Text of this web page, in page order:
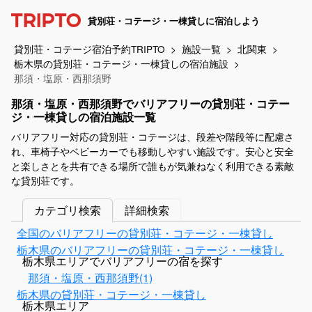
貸別荘・コテージ・一棟貸しに宿泊しよう
貸別荘・コテージ宿泊予約TRIPTO 施設一覧
北関東
栃木県の貸別荘・コテージ・一棟貸しの宿泊施設
那須・塩原・西那須野
那須・塩原・西那須野でバリアフリーの貸別荘・コテー
ジ・一棟貸しの宿泊施設一覧
バリアフリー対応の貸別荘・コテージは、段差や階段等に配慮さ
れ、車椅子やベビーカーでも移動しやすい施設です。安心と安全
と楽しさとを共有できる場所で誰もが気兼ねなく利用できる素敵
な貸別荘です。
カテゴリ検索
詳細検索
全国のバリアフリーの貸別荘・コテージ・一棟貸し
栃木県のバリアフリーの貸別荘・コテージ・一棟貸し
栃木県エリアでバリアフリーの宿を探す
那須・塩原・西那須野(1)
栃木県の貸別荘・コテージ・一棟貸し
栃木県エリア